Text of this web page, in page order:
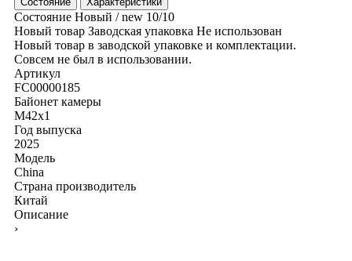
Состояние Новый / new 10/10
Новый товар Заводская упаковка Не использован
Новый товар в заводской упаковке и комплектации.
Совсем не был в использовании.
Артикул
FC00000185
Байонет камеры
M42x1
Год выпуска
2025
Модель
China
Страна производитель
Китай
Описание
›